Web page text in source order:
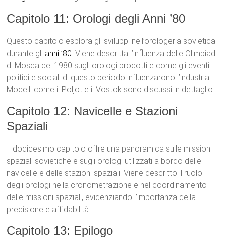
Capitolo 11: Orologi degli Anni ’80
Questo capitolo esplora gli sviluppi nell’orologeria sovietica
durante gli anni ’80. Viene descritta l’influenza delle Olimpiadi
di Mosca del 1980 sugli orologi prodotti e come gli eventi
politici e sociali di questo periodo influenzarono l’industria.
Modelli come il Poljot e il Vostok sono discussi in dettaglio.
Capitolo 12: Navicelle e Stazioni
Spaziali
Il dodicesimo capitolo offre una panoramica sulle missioni
spaziali sovietiche e sugli orologi utilizzati a bordo delle
navicelle e delle stazioni spaziali. Viene descritto il ruolo
degli orologi nella cronometrazione e nel coordinamento
delle missioni spaziali, evidenziando l’importanza della
precisione e affidabilità.
Capitolo 13: Epilogo